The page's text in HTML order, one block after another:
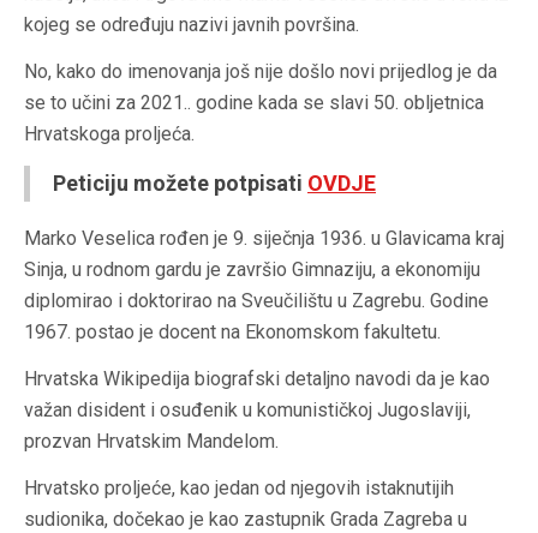
kojeg se određuju nazivi javnih površina.
No, kako do imenovanja još nije došlo novi prijedlog je da
se to učini za 2021.. godine kada se slavi 50. obljetnica
Hrvatskoga proljeća.
Peticiju možete potpisati OVDJE
Marko Veselica rođen je 9. siječnja 1936. u Glavicama kraj
Sinja, u rodnom gardu je završio Gimnaziju, a ekonomiju
diplomirao i doktorirao na Sveučilištu u Zagrebu. Godine
1967. postao je docent na Ekonomskom fakultetu.
Hrvatska Wikipedija biografski detaljno navodi da je kao
važan disident i osuđenik u komunističkoj Jugoslaviji,
prozvan Hrvatskim Mandelom.
Hrvatsko proljeće, kao jedan od njegovih istaknutijih
sudionika, dočekao je kao zastupnik Grada Zagreba u